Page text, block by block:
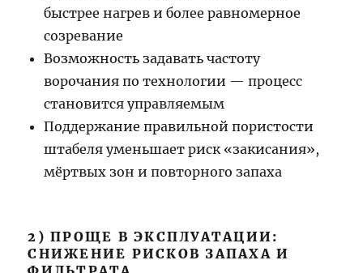
быстрее нагрев и более равномерное
созревание
Возможность задавать частоту
ворочания по технологии — процесс
становится управляемым
Поддержание правильной пористости
штабеля уменьшает риск «закисания»,
мёртвых зон и повторного запаха
2) ПРОЩЕ В ЭКСПЛУАТАЦИИ:
СНИЖЕНИЕ РИСКОВ ЗАПАХА И